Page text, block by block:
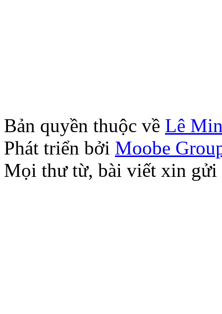
Bản quyền thuộc về Lê
Phát triển bởi Moobe
Mọi thư từ, bài viết xin gửi